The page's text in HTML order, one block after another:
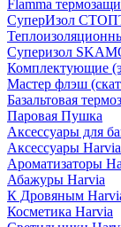
Flamma
СуперИзол
Суперизол
Комплектующие
Мастер флэш
Базальтовая
Паровая Пушка
Аксессуары для
Аксессуары Harvia
Ароматизаторы
Абажуры Harvia
К Дровяным
Косметика Harvia